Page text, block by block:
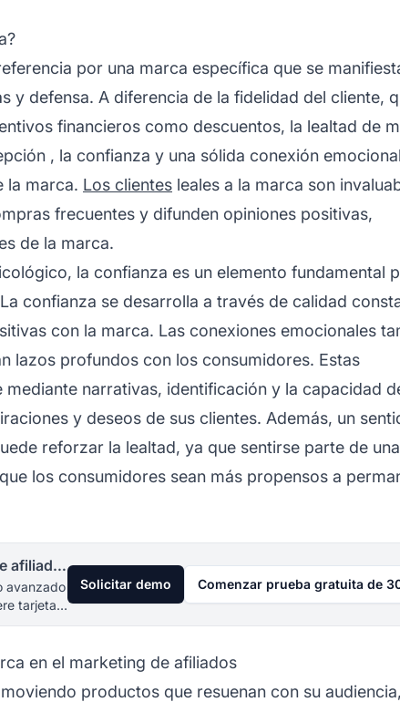
por una marca específica que se
y defensa. A diferencia de la fidelidad del cliente,
financieros como descuentos, la lealtad de
, la confianza y una sólida conexión
la marca. Los clientes leales a la marca son
frecuentes y difunden opiniones positivas,
de la marca.
la confianza es un elemento fundamental
confianza se desarrolla a través de calidad
con la marca. Las conexiones emocionales
lazos profundos con los consumidores. Estas
narrativas, identificación y la capacidad
y deseos de sus clientes. Además, un
reforzar la lealtad, ya que sentirse parte de una
los consumidores sean más propensos a
Lanza tu programa de afiliados hoy
avanzado
tarjeta
Solicitar demo Comenzar prueba gratuita de
en el marketing de afiliados
productos que resuenan con su